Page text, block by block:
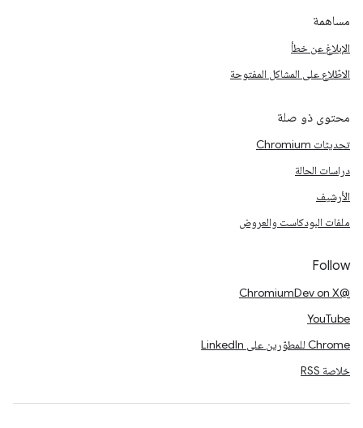
مساهمة
الإبلاغ عن خطأ
الاطّلاع على المشاكل المفتوحة
محتوى ذو صلة
تحديثات Chromium
دراسات الحالة
الأرشيف
ملفات البودكاست والعروض
Follow
@ChromiumDev on X
YouTube
Chrome للمطوّرين على LinkedIn
خلاصة RSS